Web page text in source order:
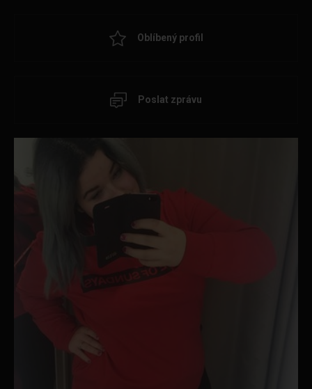
Oblíbený profil
Poslat zprávu